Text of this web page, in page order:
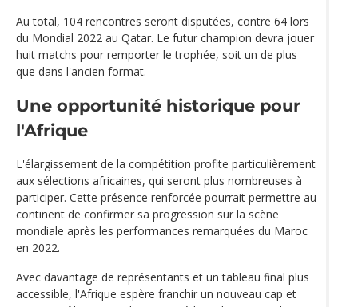
Au total, 104 rencontres seront disputées, contre 64 lors
du Mondial 2022 au Qatar. Le futur champion devra jouer
huit matchs pour remporter le trophée, soit un de plus
que dans l'ancien format.
Une opportunité historique pour
l'Afrique
L'élargissement de la compétition profite particulièrement
aux sélections africaines, qui seront plus nombreuses à
participer. Cette présence renforcée pourrait permettre au
continent de confirmer sa progression sur la scène
mondiale après les performances remarquées du Maroc
en 2022.
Avec davantage de représentants et un tableau final plus
accessible, l'Afrique espère franchir un nouveau cap et